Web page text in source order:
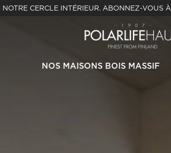
NOTRE CERCLE INTÉRIEUR. ABONNEZ-VOUS À
NOS MAISONS BOIS MASSIF